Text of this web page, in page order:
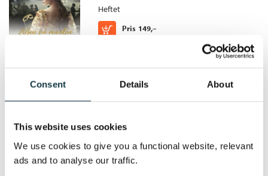
Consent Details About
This website uses cookies
We use cookies to give you a functional website, relevant
ads and to analyse our traffic.
Bokmål Nedlastbar lydbok
Heftet
Pris 149,–
Kjøp
Der lerkene synger
Gjersøe
Heftet
Kjøp